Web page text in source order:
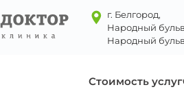
г. Белгород,
Народный
Народный
Стоимость услуг